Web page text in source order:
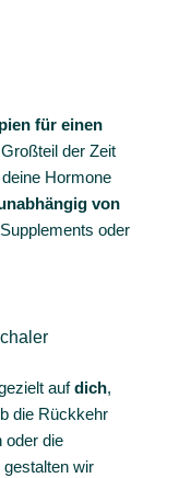
für einen
der Zeit
Hormone
von
oder
aufdich,
die Rückkehr
oder die
wir